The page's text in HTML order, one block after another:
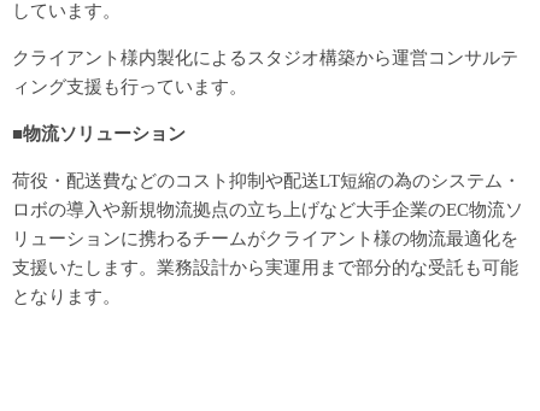
しています。
クライアント様内製化によるスタジオ構築から運営コンサルテ
ィング支援も行っています。
■物流ソリューション
荷役・配送費などのコスト抑制や配送LT短縮の為のシステム・
ロボの導入や新規物流拠点の立ち上げなど大手企業のEC物流ソ
リューションに携わるチームがクライアント様の物流最適化を
支援いたします。業務設計から実運用まで部分的な受託も可能
となります。